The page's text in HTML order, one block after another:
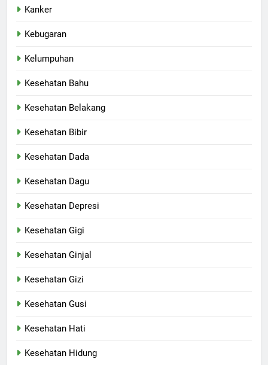
Kanker
Kebugaran
Kelumpuhan
Kesehatan Bahu
Kesehatan Belakang
Kesehatan Bibir
Kesehatan Dada
Kesehatan Dagu
Kesehatan Depresi
Kesehatan Gigi
Kesehatan Ginjal
Kesehatan Gizi
Kesehatan Gusi
Kesehatan Hati
Kesehatan Hidung